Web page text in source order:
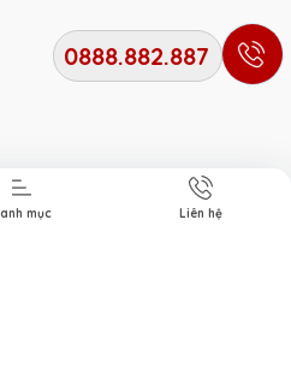
0888.882.887
mục Liên hệ